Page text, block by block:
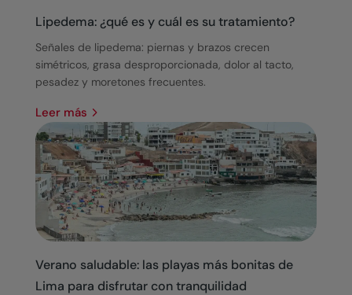
Lipedema: ¿qué es y cuál es su tratamiento?
Señales de lipedema: piernas y brazos crecen
simétricos, grasa desproporcionada, dolor al tacto,
pesadez y moretones frecuentes.
leer más
Verano saludable: las playas más bonitas de
Lima para disfrutar con tranquilidad